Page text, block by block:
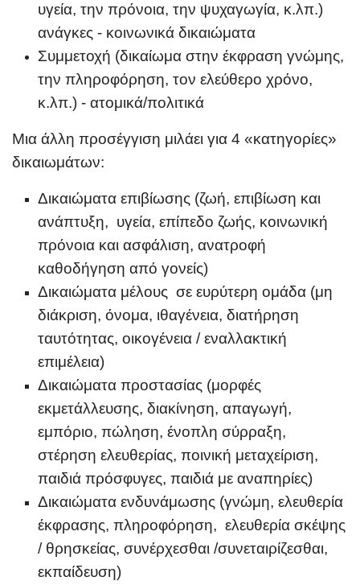
υγεία, την πρόνοια, την ψυχαγωγία, κ.λπ.)
ανάγκες - κοινωνικά δικαιώματα
Συμμετοχή (δικαίωμα στην έκφραση γνώμης,
την πληροφόρηση, τον ελεύθερο χρόνο,
κ.λπ.) - ατομικά/πολιτικά
Μια άλλη προσέγγιση μιλάει για 4 «κατηγορίες»
δικαιωμάτων:
Δικαιώματα επιβίωσης (ζωή, επιβίωση και
ανάπτυξη, υγεία, επίπεδο ζωής, κοινωνική
πρόνοια και ασφάλιση, ανατροφή
καθοδήγηση από γονείς)
Δικαιώματα μέλους σε ευρύτερη ομάδα (μη
διάκριση, όνομα, ιθαγένεια, διατήρηση
ταυτότητας, οικογένεια / εναλλακτική
επιμέλεια)
Δικαιώματα προστασίας (μορφές
εκμετάλλευσης, διακίνηση, απαγωγή,
εμπόριο, πώληση, ένοπλη σύρραξη,
στέρηση ελευθερίας, ποινική μεταχείριση,
παιδιά πρόσφυγες, παιδιά με αναπηρίες)
Δικαιώματα ενδυνάμωσης (γνώμη, ελευθερία
έκφρασης, πληροφόρηση, ελευθερία σκέψης
/ θρησκείας, συνέρχεσθαι /συνεταιρίζεσθαι,
εκπαίδευση)